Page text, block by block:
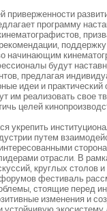
приверженности
программу
начинающим
будут
предлагая
идеи и практический
им реализовать свое
целей
укрепить
путем
отрасли. В
круглых столов и
фестиваль
стоящие перед
изменения и